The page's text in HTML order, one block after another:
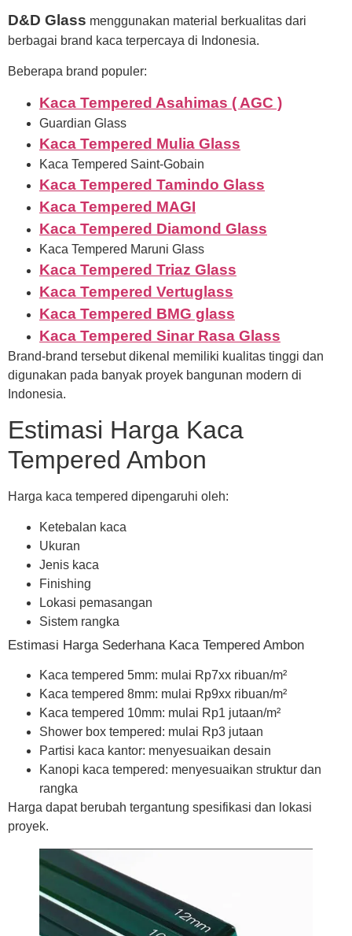
D&D Glass menggunakan material berkualitas dari
berbagai brand kaca terpercaya di Indonesia.
Beberapa brand populer:
Kaca Tempered Asahimas ( AGC )
Guardian Glass
Kaca Tempered Mulia Glass
Kaca Tempered Saint-Gobain
Kaca Tempered Tamindo Glass
Kaca Tempered MAGI
Kaca Tempered Diamond Glass
Kaca Tempered Maruni Glass
Kaca Tempered Triaz Glass
Kaca Tempered Vertuglass
Kaca Tempered BMG glass
Kaca Tempered Sinar Rasa Glass
Brand-brand tersebut dikenal memiliki kualitas tinggi dan
digunakan pada banyak proyek bangunan modern di
Indonesia.
Estimasi Harga Kaca
Tempered Ambon
Harga kaca tempered dipengaruhi oleh:
Ketebalan kaca
Ukuran
Jenis kaca
Finishing
Lokasi pemasangan
Sistem rangka
Estimasi Harga Sederhana Kaca Tempered Ambon
Kaca tempered 5mm: mulai Rp7xx ribuan/m²
Kaca tempered 8mm: mulai Rp9xx ribuan/m²
Kaca tempered 10mm: mulai Rp1 jutaan/m²
Shower box tempered: mulai Rp3 jutaan
Partisi kaca kantor: menyesuaikan desain
Kanopi kaca tempered: menyesuaikan struktur dan
rangka
Harga dapat berubah tergantung spesifikasi dan lokasi
proyek.